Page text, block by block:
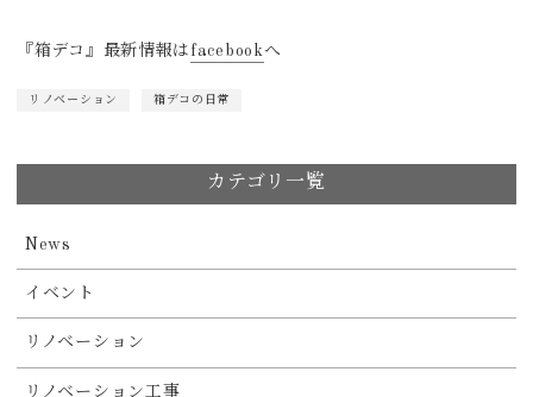
『箱デコ』最新情報は facebookへ
リノベーション 箱デコの日常
カテゴリ一覧
News
イベント
リノベーション
リノベーション工事